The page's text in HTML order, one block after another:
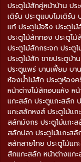
ประตูไม้สักคู่หน้าบ้าน ปร
เดิร์น ประตูแบบโมเดิร์น
แท้ ประตูไม้จริง ประตูไ
ประตูไม้สักทอง ประตูไ
ประตูไม้สักกระจก ประตู
ประตูไม้สัก ขายประตูบ้า
ประตูแพร่ บานเฟี้ยม บา
ห้องน้ำไม้สัก ประตูห้อง
หน้าต่างไม้สักอบแห้ง หน้
แกะสลัก ประตูแกะสลัก
แกะสลักหงส์ ประตูไม้แ
สลักมังกร ประตูไม้แกะ
สลักปลา ประตูไม้แกะสลั
สลักลายไทย ประตูไม้แก
สักแกะสลัก หน้าต่างแก